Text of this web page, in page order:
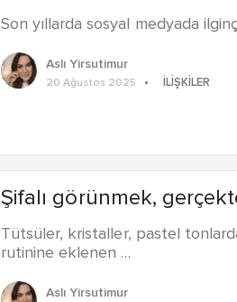
Son yıllarda sosyal medyada
Aslı Yirsutimur
20 Ağustos 2025 İLIŞKILER
Şifalı görünmek,
Tütsüler, kristaller, pastel
rutinine eklenen …
Aslı Yirsutimur